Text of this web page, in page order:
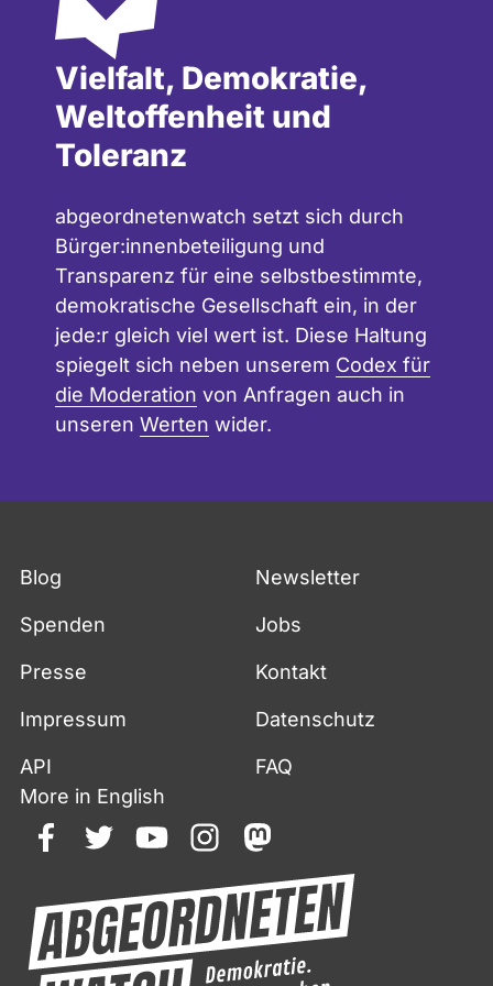
Vielfalt, Demokratie,
Weltoffenheit und
Toleranz
abgeordnetenwatch setzt sich durch
Bürger:innenbeteiligung und
Transparenz für eine selbstbestimmte,
demokratische Gesellschaft ein, in der
jede:r gleich viel wert ist. Diese Haltung
spiegelt sich neben unserem Codex für
die Moderation von Anfragen auch in
unseren Werten wider.
Blog Newsletter
Spenden Jobs
Presse Kontakt
Impressum Datenschutz
API
FAQ
More in English
facebooktwitteryoutubeinstagrammastodon